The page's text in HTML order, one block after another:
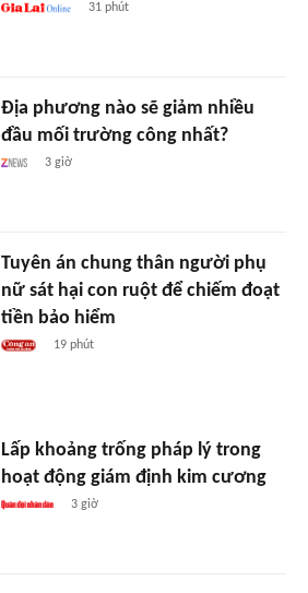
31 phút
Địa phương nào sẽ giảm nhiều
đầu mối trường công nhất?
3 giờ
Tuyên án chung thân người phụ
nữ sát hại con ruột để chiếm đoạt
tiền bảo hiểm
19 phút
Lấp khoảng trống pháp lý trong
hoạt động giám định kim cương
3 giờ